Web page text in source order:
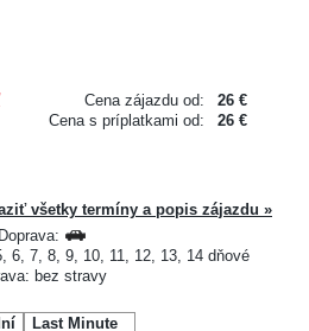
Cena zájazdu od:
26 €
Cena s príplatkami od:
26 €
všetky termíny a popis zájazdu »
Doprava:
6, 7, 8, 9, 10, 11, 12, 13, 14 dňové
bez stravy
Last Minute